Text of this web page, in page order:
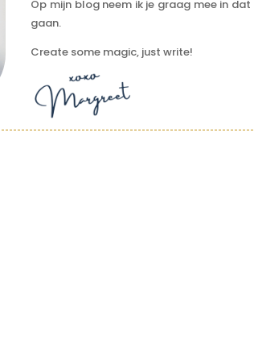
Op mijn blog neem ik je graag mee in
gaan.
Create some magic, just write!